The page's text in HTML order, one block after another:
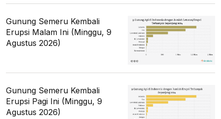
Gunung Semeru Kembali
Erupsi Malam Ini (Minggu, 9
Agustus 2026)
Gunung Semeru Kembali
Erupsi Pagi Ini (Minggu, 9
Agustus 2026)